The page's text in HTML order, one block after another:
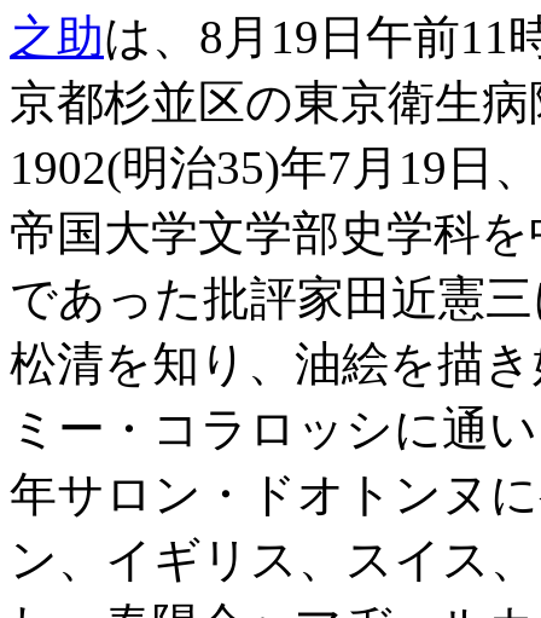
之助は、8月19日午前11
京都杉並区の東京衛生
1902(明治35)年7月19日
帝国大学文学部史学科
であった批評家田近憲
松清を知り、油絵を描
ミー・コラロッシに通
年サロン・ドオトンヌ
ン、イギリス、スイス